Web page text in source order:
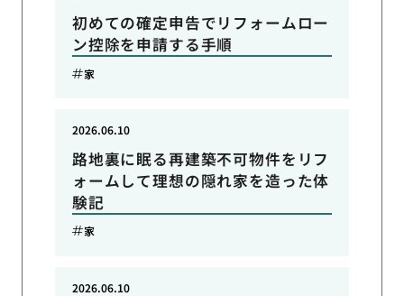
初めての確定申告でリフォームロー
ン控除を申請する手順
家
路地裏に眠る再建築不可物件をリフ
ォームして理想の隠れ家を造った体
験記
2026.06.10
家
2026.06.10